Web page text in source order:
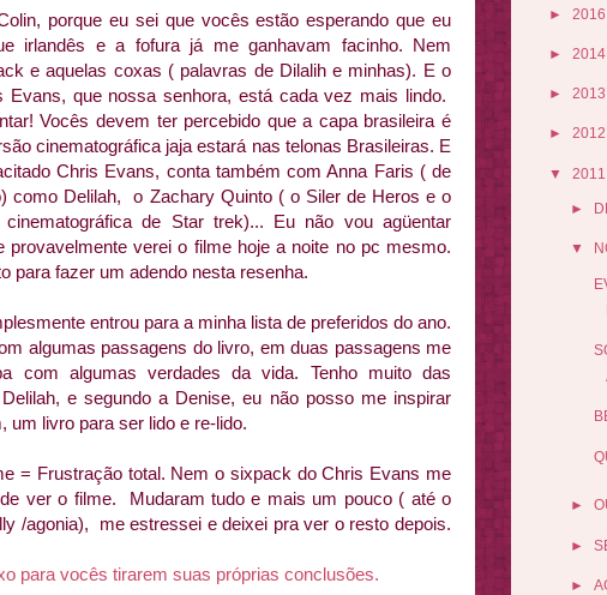
porque eu sei que vocês estão esperando que eu
irlandês e a fofura já me ganhavam facinho. Nem
e aquelas coxas ( palavras de Dilalih e minhas). E o
Evans, que nossa senhora, está cada vez mais lindo.
Vocês devem ter percebido que a capa brasileira é
cinematográfica jaja estará nas telonas Brasileiras. E
Chris Evans, conta também com Anna Faris ( de
como Delilah, o Zachary Quinto ( o Siler de Heros e o
de Star trek)... Eu não vou agüentar
provavelmente verei o filme hoje a noite no pc mesmo.
para fazer um adendo nesta resenha.
entrou para a minha lista de preferidos do ano.
algumas passagens do livro, em duas passagens me
com algumas verdades da vida. Tenho muito das
e segundo a Denise, eu não posso me inspirar
um livro para ser lido e re-lido.
= Frustração total. Nem o sixpack do Chris Evans me
ver o filme. Mudaram tudo e mais um pouco ( até o
/agonia), me estressei e deixei pra ver o resto depois.
para vocês tirarem suas próprias conclusões.
► 2016
► 2014
► 2013
► 2012
▼ 2011
►
▼
►
►
►